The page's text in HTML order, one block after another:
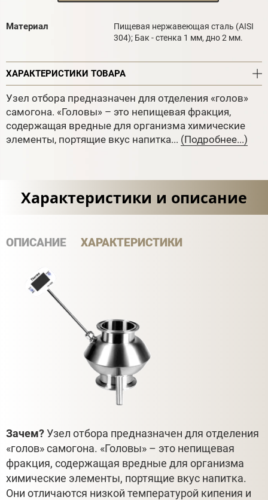
Материал
Пищевая нержавеющая сталь (AISI
304); Бак - стенка 1 мм, дно 2 мм.
ХАРАКТЕРИСТИКИ ТОВАРА
Узел отбора предназначен для отделения «голов»
самогона. «Головы» – это непищевая фракция,
содержащая вредные для организма химические
элементы, портящие вкус напитка... (Подробнее...)
Характеристики и описание
ОПИСАНИЕ ХАРАКТЕРИСТИКИ
Зачем?Узел отбора предназначен для отделения
«голов» самогона. «Головы» – это непищевая
фракция, содержащая вредные для организма
химические элементы, портящие вкус напитка.
Они отличаются низкой температурой кипения и